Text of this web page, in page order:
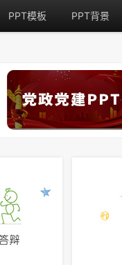
PPT模板 PPT背景